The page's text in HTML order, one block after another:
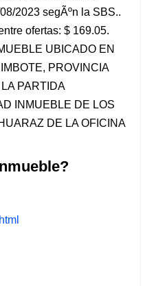
2023 segÃºn la SBS..
ofertas: $ 169.05.
UBICADO EN
PROVINCIA
PARTIDA
INMUEBLE DE LOS
DE LA OFICINA